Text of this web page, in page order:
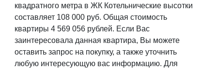
квадратного метра в ЖК Котельнические высотки
составляет 108 000 руб. Общая стоимость
квартиры 4 569 056 рублей. Если Вас
заинтересовала данная квартира, Вы можете
оставить запрос на покупку, а также уточнить
любую интересующую вас информацию. Для